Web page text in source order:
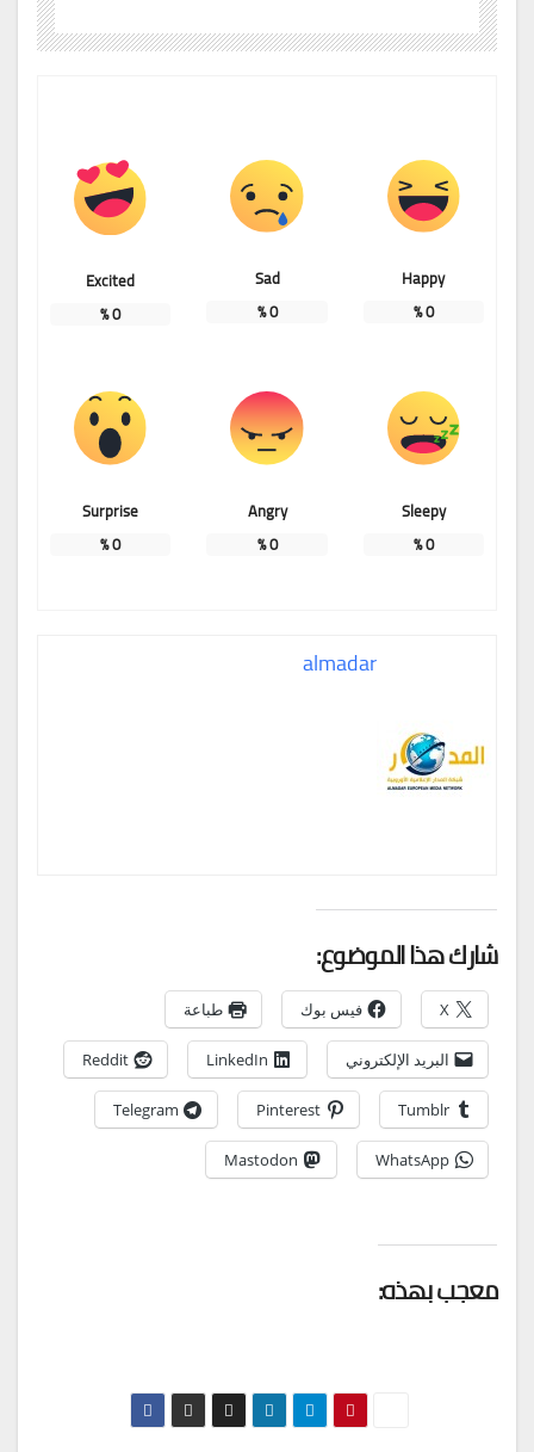
Happy
0
%
Sad
0
%
Excited
0
%
Sleepy
0
%
Angry
0
%
Surprise
0
%
almadar
شارك هذا الموضوع:
X فيس بوك طباعة
البريد الإلكتروني LinkedIn
Reddit
Tumblr
Pinterest
Telegram
WhatsApp
Mastodon
معجب بهذه: